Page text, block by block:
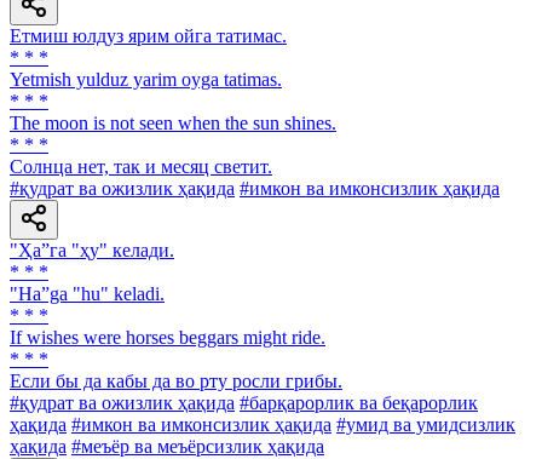
Етмиш юлдуз ярим ойга татимас.
* * *
Yetmish yulduz yarim oyga tatimas.
* * *
The moon is not seen when the sun shines.
* * *
Солнца нет, так и месяц светит.
#қудрат ва ожизлик ҳақида #имкон ва имконсизлик ҳақида
"Ҳа”га "ҳу" келади.
* * *
"Ha”ga "hu" keladi.
* * *
If wishes were horses beggars might ride.
* * *
Если бы да кабы да во рту росли грибы.
#қудрат ва ожизлик ҳақида #барқарорлик ва беқарорлик
ҳақида #имкон ва имконсизлик ҳақида #умид ва умидсизлик
ҳақида #меъёр ва меъёрсизлик ҳақида